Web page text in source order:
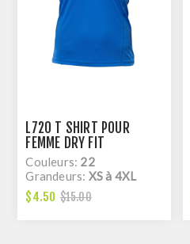
L720 T SHIRT POUR
FEMME DRY FIT
Couleurs: 22
Grandeurs: XS à 4XL
$4.50 $15.00